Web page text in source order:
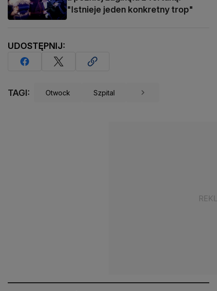
"Istnieje jeden konkretny trop"
UDOSTĘPNIJ:
TAGI: Otwock Szpital